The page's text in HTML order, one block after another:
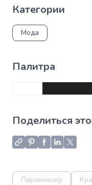
Категории
Мода
Палитра
Поделиться
Парикмахер